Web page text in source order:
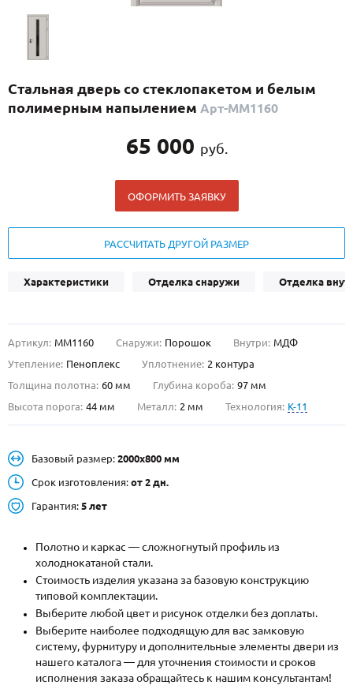
(29)
ПО НАЗНАЧЕНИЮ
ПО КОНСТРУКЦИИ
ДВЕРИ С ТЕРМОРАЗРЫВОМ
ГАЛЕРЕЯ
ОПЛАТА
УСТАНОВКА
О НАС
КОНТАКТЫ
Металлические двери от производителя с доставкой и установкой в
Москве и МО
НАЙТИ:
+7 (495) 411-44-41
INFO@META-M.RU
Каталог Распродажа Как купить
Стальная дверь со стеклопакетом и белым
полимерным напылением Арт-ММ1160
65 000 руб.
ОФОРМИТЬ ЗАЯВКУ
РАССЧИТАТЬ ДРУГОЙ РАЗМЕР
Характеристики Отделка снаружи Отделка
Артикул: ММ1160 Снаружи: Порошок Внутри: МДФ
Утепление: Пеноплекс Уплотнение: 2 контура
Толщина полотна: 60 мм Глубина короба: 97 мм
Высота порога: 44 мм Металл: 2 мм Технология: K-11
Базовый размер: 2000х800 мм
Срок изготовления: от 2 дн.
Гарантия: 5 лет
Полотно и каркас — сложногнутый профиль из
холоднокатаной стали.
Стоимость изделия указана за базовую конструкцию
типовой комплектации.
Выберите любой цвет и рисунок отделки без доплаты.
Выберите наиболее подходящую для вас замковую
систему, фурнитуру и дополнительные элементы двери из
нашего каталога — для уточнения стоимости и сроков
исполнения заказа обращайтесь к нашим консультантам!